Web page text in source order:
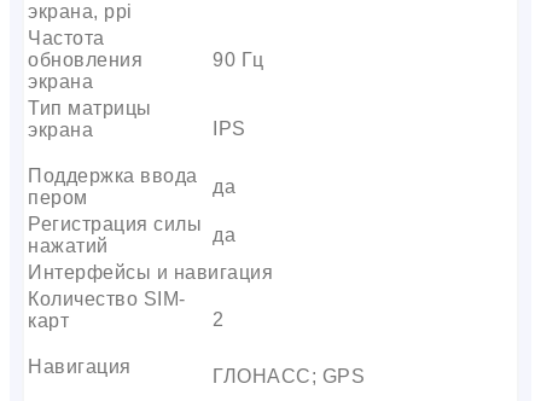
экрана, ppi
Частота
обновления
экрана
90 Гц
Тип матрицы
экрана
IPS
Поддержка ввода
пером
да
Регистрация силы
нажатий
да
Интерфейсы и навигация
Количество SIM-
карт
2
Навигация ГЛОНАСС; GPS